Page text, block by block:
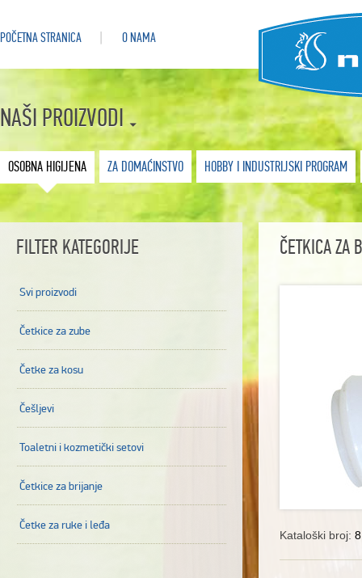
POČETNA STRANICA O NAMA
NAŠI PROIZVODI
OSOBNA HIGIJENA ZA DOMAĆINSTVO HOBBY I INDUSTRIJSKI PROGRAM
FILTER KATEGORIJE
Svi proizvodi
Četkice za zube
Četke za kosu
Češljevi
Toaletni i kozmetički setovi
Četkice za brijanje
Četke za ruke i leđa
ČETKICA ZA
Kataloški broj: 8